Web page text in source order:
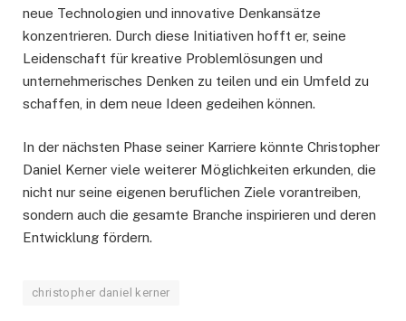
neue Technologien und innovative Denkansätze
konzentrieren. Durch diese Initiativen hofft er, seine
Leidenschaft für kreative Problemlösungen und
unternehmerisches Denken zu teilen und ein Umfeld zu
schaffen, in dem neue Ideen gedeihen können.
In der nächsten Phase seiner Karriere könnte Christopher
Daniel Kerner viele weiterer Möglichkeiten erkunden, die
nicht nur seine eigenen beruflichen Ziele vorantreiben,
sondern auch die gesamte Branche inspirieren und deren
Entwicklung fördern.
christopher daniel kerner